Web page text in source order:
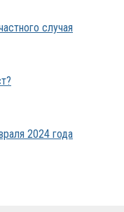
случая
2024 года